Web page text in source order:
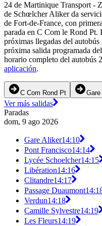
24 de Martinique Transport -
de Schœlcher Aliker da
de Fort-de-France, con
parada en C Com le Rond Pt.
próximas llegadas del autobús
próxima salida programada
horario completo del autobús
aplicación.
C Com Rond Pt
Ver más salidas
Paradas
dom, 9 ago 2026
Gare Aliker14:10
Pont Francisco14:14
Lycée Schoelcher14:15
Libération14:16
Clitandre14:17
Passage Duaumont
Verdun14:18
Camille Sylvestre14:19
Les Fleurs14:19